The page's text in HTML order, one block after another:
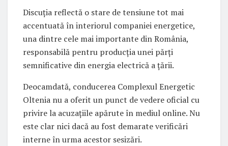
Discuția reflectă o stare de tensiune tot mai
accentuată în interiorul companiei energetice,
una dintre cele mai importante din România,
responsabilă pentru producția unei părți
semnificative din energia electrică a țării.
Deocamdată, conducerea Complexul Energetic
Oltenia nu a oferit un punct de vedere oficial cu
privire la acuzațiile apărute în mediul online. Nu
este clar nici dacă au fost demarate verificări
interne în urma acestor sesizări.